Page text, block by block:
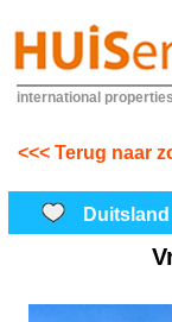
international properties
<<< Terug naar
Duitsland